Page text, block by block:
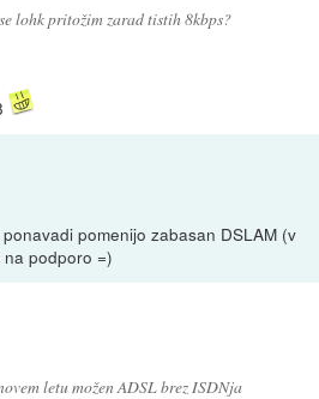
lohk pritožim zarad tistih 8kbps?
pomenijo zabasan DSLAM (v
podporo =)
letu možen ADSL brez ISDNja